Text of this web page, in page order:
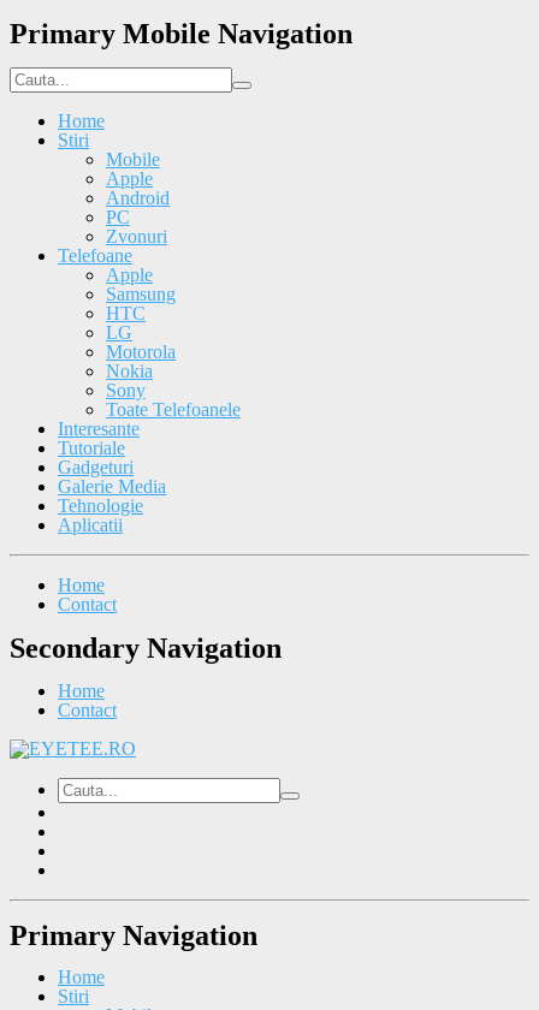
Primary Mobile Navigation
Home
Stiri
Mobile
Apple
Android
PC
Zvonuri
Telefoane
Apple
Samsung
HTC
LG
Motorola
Nokia
Sony
Toate Telefoanele
Interesante
Tutoriale
Gadgeturi
Galerie Media
Tehnologie
Aplicatii
Home
Contact
Secondary Navigation
Home
Contact
Primary Navigation
Home
Stiri